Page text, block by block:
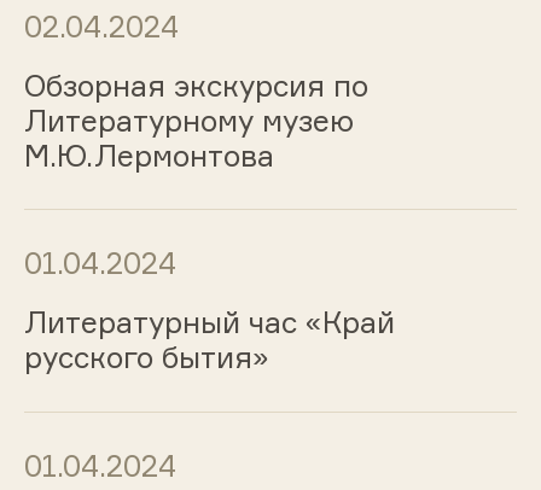
02.04.2024
Обзорная экскурсия по
Литературному музею
М.Ю.Лермонтова
01.04.2024
Литературный час «Край
русского бытия»
01.04.2024